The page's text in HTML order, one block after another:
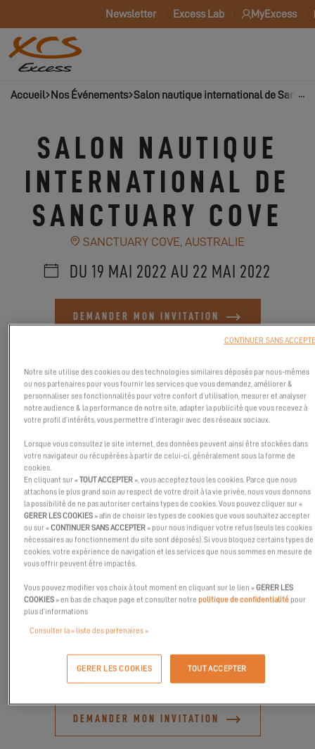
Newsletter Excess Lab MyExcess
Accueil Nos Événements Salon nautique international de
SALON NAUTIQUE
INTERNATIONAL DE
SANCTUARY COVE
SANCTUARY COVE, AUSTRALIE
DU 19 MAI 2022 AU 22 MAI 2022
DEMANDER MON INVITATION
la hauteur de sa réputation de premier événement maritime de
l'hémisphère sud. Avec plus de 300 exposants et 600 bateaux
bien plus encore.
DEMANDER MON INVITATION
Notre site utilise des cookies ou des technologies similaires déposés par nous-mêmes
ou nos partenaires pour vous fournir les services que vous demandez, améliorer &
personnaliser ses fonctionnalités pour votre confort d’utilisation, mesurer et analyser
notre audience & la performance de notre site, adapter la publicité que vous recevez à
votre profil d’intérêts, vous permettre d’interagir avec des réseaux sociaux.
Lorsque vous consultez le site internet, des données peuvent ainsi être stockées dans
votre navigateur ou récupérées à partir de celui-ci, généralement sous la forme de
cookies.
En cliquant sur «TOUT ACCEPTER », vous acceptez tous les cookies. Parce que nous
attachons le plus grand soin au respect de votre droit à la vie privée, nous vous donnons
la possibilité de ne pas autoriser certains types de cookies. Vous pouvez cliquer sur «
GERER LES COOKIES » afin de choisir les types de cookies que vous souhaitez accepter
ou sur «CONTINUER SANS ACCEPTER » pour nous indiquer votre refus (seuls les cookies
nécessaires au fonctionnement du site sont déposés). Si vous bloquez certains types de
cookies, votre expérience de navigation et les services que nous sommes en mesure de
vous offrir peuvent être impactés.
Vous pouvez modifier vos choix à tout moment en cliquant sur le lien «GERER LES
COOKIES » en bas de chaque page et consulter notrepolitique de confidentialitépour
plus d’informations
Consulter la « liste des partenaires »
GERER LES COOKIES TOUT ACCEPTER
CONTINUER SANS